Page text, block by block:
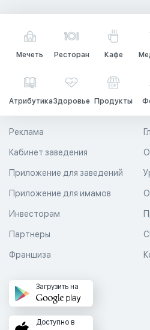
Мечеть Ресторан Кафе
АтрибутикаЗдоровье Продукты
О
Реклама
Кабинет заведения
Приложение для заведений
Приложение для имамов
Инвесторам
Партнеры
Франшиза
Загрузить на
Доступно в